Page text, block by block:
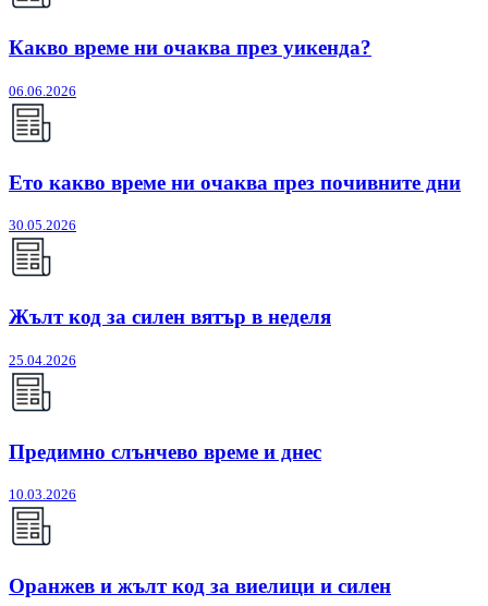
Какво време ни очаква през уикенда?
06.06.2026
Ето какво време ни очаква през почивните дни
30.05.2026
Жълт код за силен вятър в неделя
25.04.2026
Предимно слънчево време и днес
10.03.2026
Оранжев и жълт код за виелици и силен